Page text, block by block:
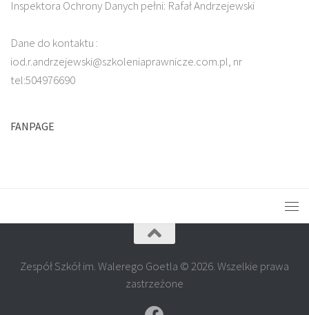
Inspektora Ochrony Danych pełni: Rafał Andrzejewski
Dane do kontaktu :
iod.r.andrzejewski@szkoleniaprawnicze.com.pl, nr
tel:504976690
FANPAGE
Zespół Szkół im. Walerego Goetla © 2026. Wszelkie prawa
zastrzeżone